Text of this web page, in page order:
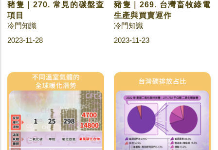
豬隻｜270. 常見的碳盤查
項目
冷門知識
2023-11-28
豬隻｜269. 台灣畜牧綠電
生產與買賣運作
冷門知識
2023-11-23